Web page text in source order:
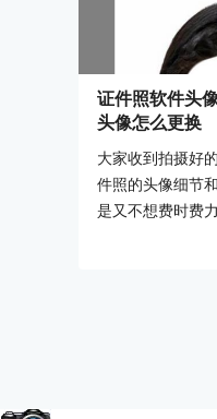
证件照软件头
头像怎么更换
大家收到拍摄好
件照的头像细节
是又不想费时费
用证件照软件调